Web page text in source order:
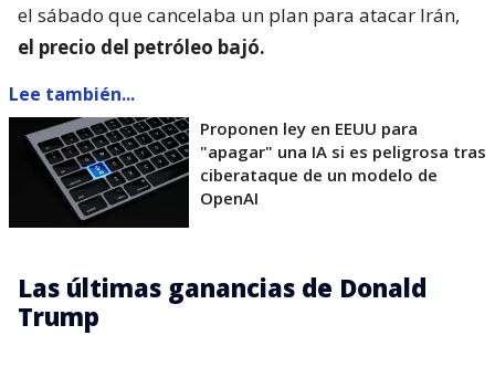
el sábado que cancelaba un plan para atacar Irán,
el precio del petróleo bajó.
Lee también...
Proponen ley en EEUU para
"apagar" una IA si es peligrosa tras
ciberataque de un modelo de
OpenAI
Las últimas ganancias de Donald
Trump